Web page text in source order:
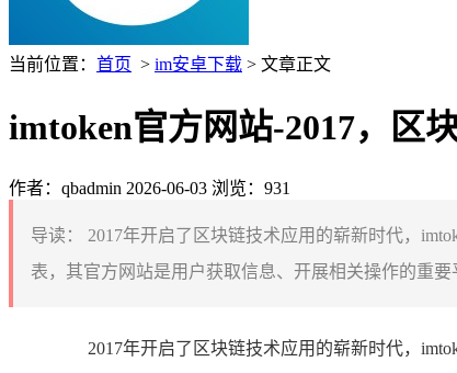
当前位置： 首页 > im安卓下载 > 文章正文
imtoken官方网站-2017，区
作者：qbadmin 2026-06-03 浏览：931
导读：
2017年开启了区块链技术应用的崭新时代，
表，其官方网站是用户获取信息、开展相关操作的重
2017年开启了区块链技术应用的崭新时代，